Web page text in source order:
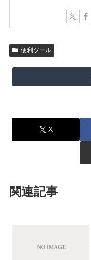
便利ツール
X
関連記事